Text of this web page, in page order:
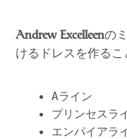
Andrew Excelleenの
けるドレスを作るこ
Aライン
プリンセスラ
エンパイアラ